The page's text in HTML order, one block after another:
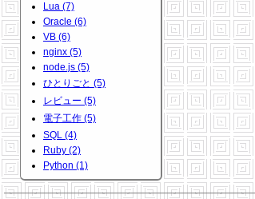
Lua (7)
Oracle (6)
VB (6)
nginx (5)
node.js (5)
ひとりごと (5)
レビュー (5)
電子工作 (5)
SQL (4)
Ruby (2)
Python (1)